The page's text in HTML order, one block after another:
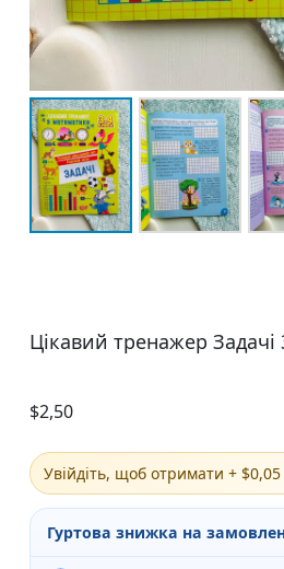
Цікавий тренажер Задачі
$2,50
Увійдіть, щоб отримати +
Гуртова знижка на